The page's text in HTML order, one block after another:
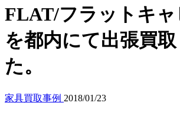
FLAT/フラットキャ
を都内にて出張買
た。
家具買取事例 2018/01/23